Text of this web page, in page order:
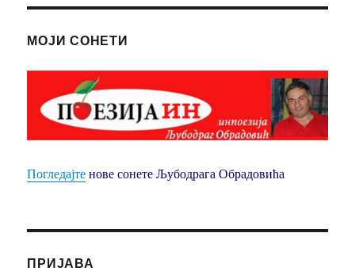
МОЈИ СОНЕТИ
Погледајте нове сонете Љубодрага Обрадовића
ПРИЈАВА